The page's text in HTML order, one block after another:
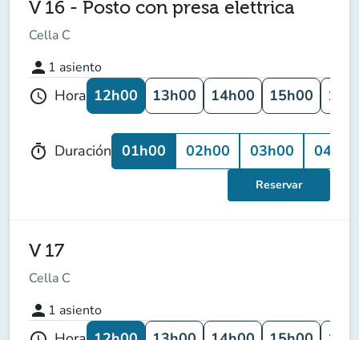
V 16 - Posto con presa elettrica
Cella C
person 1 asiento
schedule Hora 12h00 13h00 14h00 15h00
timer Duración 01h00 02h00 03h00 04h00
Reservar
V 17
Cella C
person 1 asiento